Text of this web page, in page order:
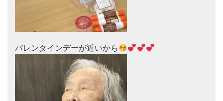
バレンタインデーが近いから